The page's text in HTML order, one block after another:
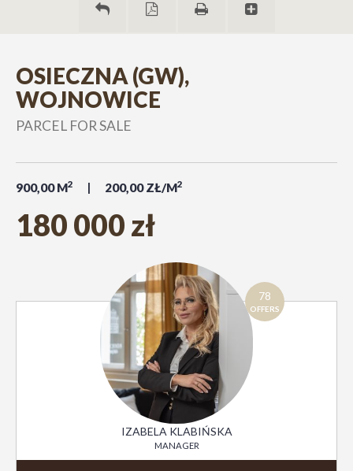
OSIECZNA (GW),
WOJNOWICE
PARCEL FOR SALE
900,00 M2 200,00 ZŁ/M2
180 000 zł
78
OFFERS
IZABELA KLABIŃSKA
MANAGER